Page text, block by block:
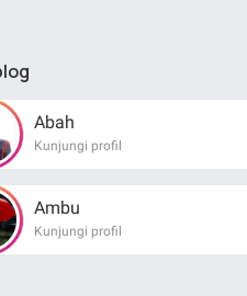
Abah
Kunjungi profil
Ambu
Kunjungi profil